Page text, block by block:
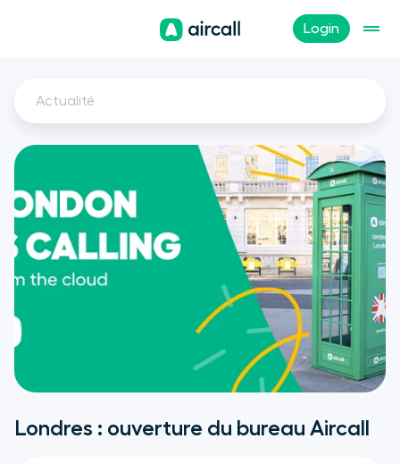
Login
Actualité
Londres : ouverture du bureau Aircall